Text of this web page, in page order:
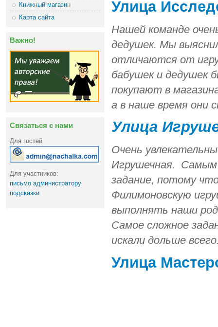
Книжный магазин
Карта сайта
Важно!
Связаться с нами
Для гостей
Для участников:
письмо администратору
подсказки
Улица
Нашей команде
дедушек. Мы
отличаются от
бабушек и дедушек
покупают в
а в наше время они
Улица
Очень
Игрушечная. Самым
задание, потому
Филимоновскую
выполнять наши
Самое сложное
искали дольше
Улица